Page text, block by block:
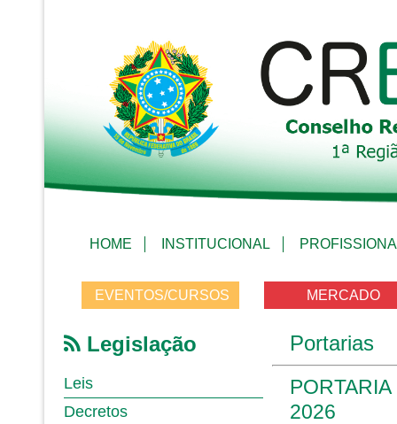
HOME INSTITUCIONAL
EVENTOS/CURSOS MERCADO
Legislação
Leis
Decretos
Portarias
2026